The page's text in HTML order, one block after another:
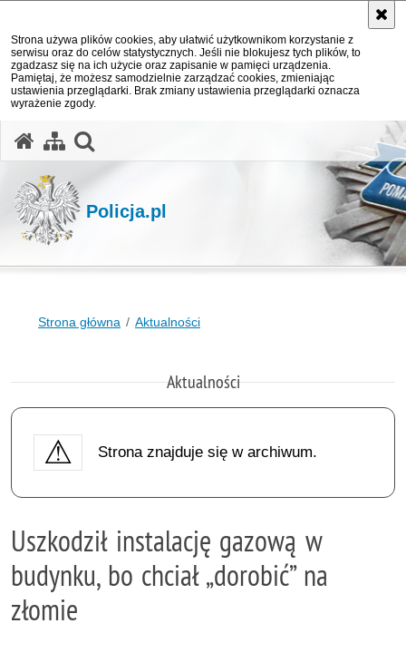
Strona używa plików cookies, aby ułatwić użytkownikom korzystanie z
serwisu oraz do celów statystycznych. Jeśli nie blokujesz tych plików, to
zgadzasz się na ich użycie oraz zapisanie w pamięci urządzenia.
Pamiętaj, że możesz samodzielnie zarządzać cookies, zmieniając
ustawienia przeglądarki. Brak zmiany ustawienia przeglądarki oznacza
wyrażenie zgody.
Policja.pl
Strona główna Aktualności
Aktualności
Strona znajduje się w archiwum.
Uszkodził instalację gazową w
budynku, bo chciał „dorobić” na
złomie